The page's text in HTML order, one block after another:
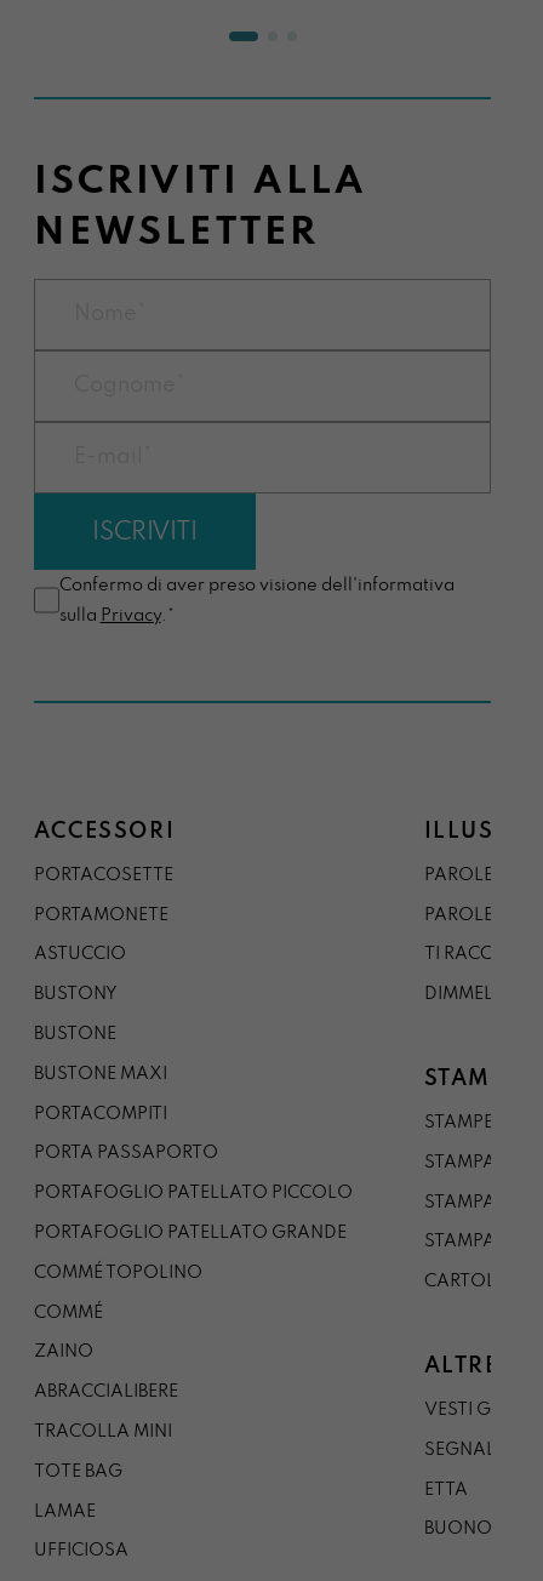
ISCRIVITI ALLA
NEWSLETTER
Confermo di aver preso visione dell'informativa
sulla Privacy.*
ACCESSORI
PORTACOSETTE
PORTAMONETE
ASTUCCIO
BUSTONY
BUSTONE
BUSTONE MAXI
PORTACOMPITI
PORTA PASSAPORTO
PORTAFOGLIO PATELLATO PICCOLO
PORTAFOGLIO PATELLATO GRANDE
COMMÉ TOPOLINO
COMMÉ
ZAINO
ABRACCIALIBERE
TRACOLLA MINI
TOTE BAG
LAMAE
UFFICIOSA
PAROLE DAL
PAROLE DA
TI
DIMMELO
STAMPE
STAMPE A5
STAMPA A3
STAMPA A1
STAMPA A0
CARTOLINA
ALTRE
VESTI
SEGNALIBRO
ETTA
BUONO